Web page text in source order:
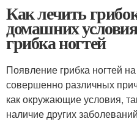
Как лечить
домашних
грибка ногтей
Появление грибка ногтей
совершенно различных
как окружающие условия,
наличие других